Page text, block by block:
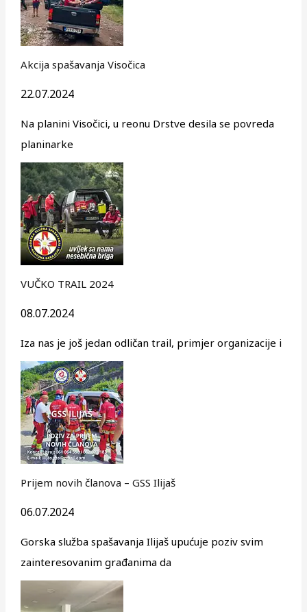
Akcija spašavanja Visočica
22.07.2024
Na planini Visočici, u reonu Drstve desila se povreda
planinarke
VUČKO TRAIL 2024
08.07.2024
Iza nas je još jedan odličan trail, primjer organizacije i
Prijem novih članova – GSS Ilijaš
06.07.2024
Gorska služba spašavanja Ilijaš upućuje poziv svim
zainteresovanim građanima da